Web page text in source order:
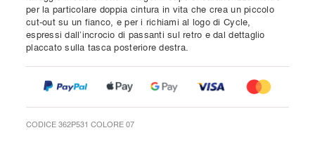
per la particolare doppia cintura in vita che crea un piccolo
cut-out su un fianco, e per i richiami al logo di Cycle,
espressi dall’incrocio di passanti sul retro e dal dettaglio
placcato sulla tasca posteriore destra.
CODICE 362P531 COLORE 07